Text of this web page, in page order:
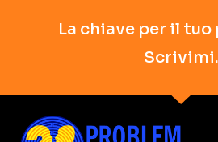
La chiave per il
Scrivimi.